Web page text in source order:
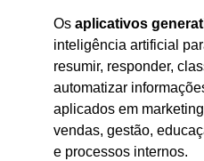
Os aplicativos
inteligência artificial
resumir, responder,
automatizar
aplicados em
vendas, gestão,
e processos internos.